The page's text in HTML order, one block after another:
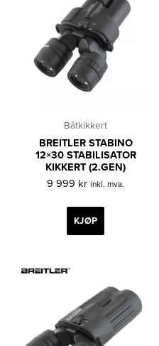
Båtkikkert
BREITLER STABINO
12×30 STABILISATOR
KIKKERT (2.GEN)
9 999 kr inkl. mva.
KJØP